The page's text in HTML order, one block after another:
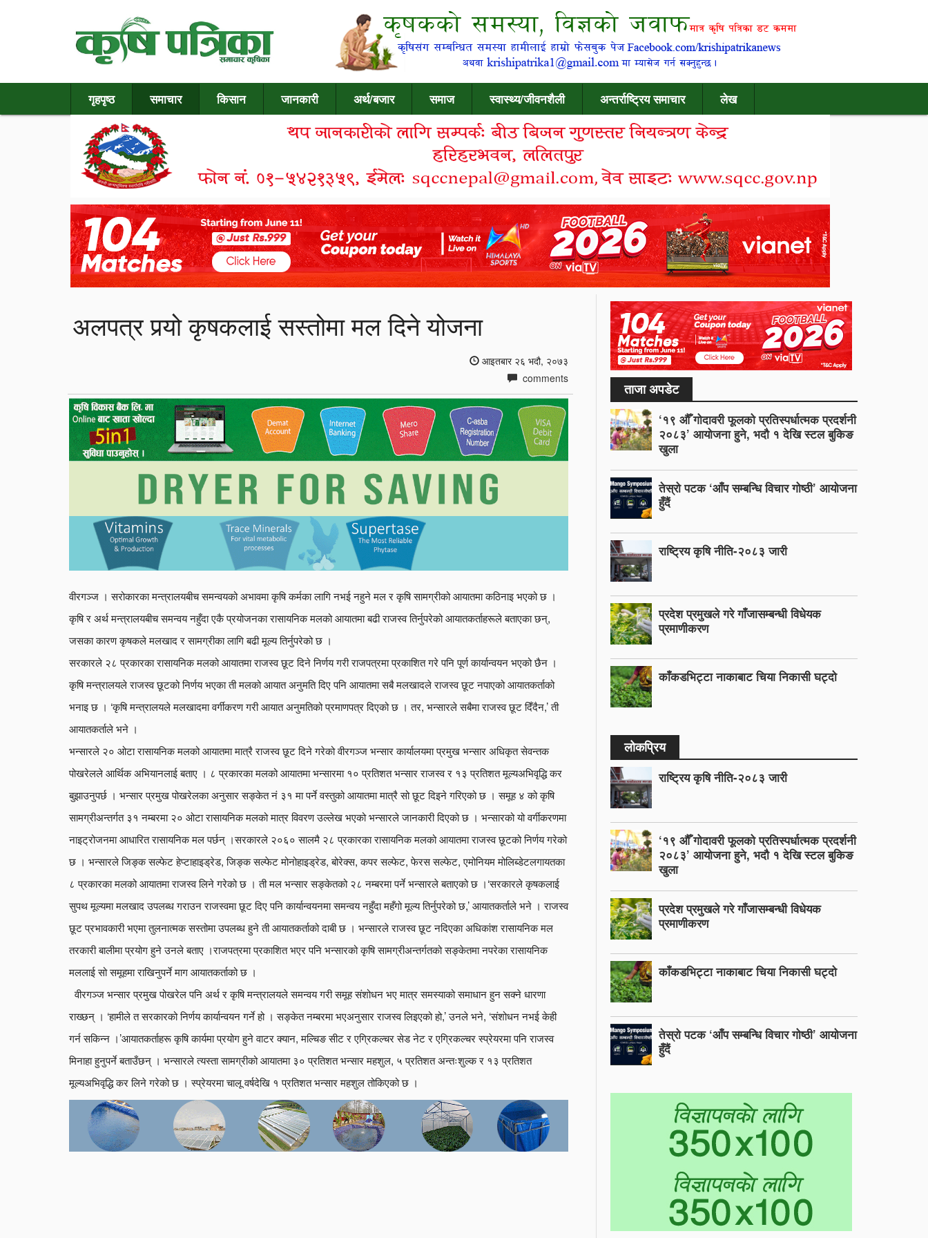
गृहपृष्ठ समाचार किसान जानकारी अर्थ/बजार समाज स्वास्थ्य/जीवनशैली अन्तर्राष्ट्रिय समाचार लेख
अलपत्र पर्‍यो कृषकलाई सस्तोमा मल दिने योजना
आइतबार २६ भदौ, २०७३
comments
वीरगञ्ज । सरोकारका मन्त्रालयबीच समन्वयको अभावमा कृषि कर्मका लागि नभई नहुने मल र कृषि सामग्रीको आयातमा कठिनाइ भएको छ ।
कृषि र अर्थ मन्त्रालयबीच समन्वय नहुँदा एकै प्रयोजनका रासायनिक मलको आयातमा बढी राजस्व तिर्नुपरेको आयातकर्ताहरूले बताएका छन्,
जसका कारण कृषकले मलखाद र सामग्रीका लागि बढी मूल्य तिर्नुपरेको छ ।
सरकारले २८ प्रकारका रासायनिक मलको आयातमा राजस्व छूट दिने निर्णय गरी राजपत्रमा प्रकाशित गरे पनि पूर्ण कार्यान्वयन भएको छैन ।
कृषि मन्त्रालयले राजस्व छूटको निर्णय भएका ती मलको आयात अनुमति दिए पनि आयातमा सबै मलखादले राजस्व छूट नपाएको आयातकर्ताको
भनाइ छ । ‘कृषि मन्त्रालयले मलखादमा वर्गीकरण गरी आयात अनुमतिको प्रमाणपत्र दिएको छ । तर, भन्सारले सबैमा राजस्व छूट दिँदैन,’ ती
आयातकर्ताले भने ।
भन्सारले २० ओटा रासायनिक मलको आयातमा मात्रै राजस्व छूट दिने गरेको वीरगञ्ज भन्सार कार्यालयमा प्रमुख भन्सार अधिकृत सेवन्तक
पोखरेलले आर्थिक अभियानलाई बताए । ८ प्रकारका मलको आयातमा भन्सारमा १० प्रतिशत भन्सार राजस्व र १३ प्रतिशत मूल्यअभिवृद्धि कर
बुझाउनुपर्छ । भन्सार प्रमुख पोखरेलका अनुसार सङ्केत नं ३१ मा पर्ने वस्तुको आयातमा मात्रै सो छूट दिइने गरिएको छ । समूह ४ को कृषि
सामग्रीअन्तर्गत ३१ नम्बरमा २० ओटा रासायनिक मलको मात्र विवरण उल्लेख भएको भन्सारले जानकारी दिएको छ । भन्सारको यो वर्गीकरणमा
नाइट्रोजनमा आधारित रासायनिक मल पर्छन् ।सरकारले २०६० सालमै २८ प्रकारका रासायनिक मलको आयातमा राजस्व छूटको निर्णय गरेको
छ । भन्सारले जिङ्क सल्फेट हेप्टाहाइड्रेड, जिङ्क सल्फेट मोनोहाइड्रेड, बोरेक्स, कपर सल्फेट, फेरस सल्फेट, एमोनियम मोलिब्डेटलगायतका
८ प्रकारका मलको आयातमा राजस्व लिने गरेको छ । ती मल भन्सार सङ्केतको २८ नम्बरमा पर्ने भन्सारले बताएको छ ।‘सरकारले कृषकलाई
सुपथ मूल्यमा मलखाद उपलब्ध गराउन राजस्वमा छूट दिए पनि कार्यान्वयनमा समन्वय नहुँदा महँगो मूल्य तिर्नुपरेको छ,’ आयातकर्ताले भने । राजस्व
छूट प्रभावकारी भएमा तुलनात्मक सस्तोमा उपलब्ध हुने ती आयातकर्ताको दाबी छ । भन्सारले राजस्व छूट नदिएका अधिकांश रासायनिक मल
तरकारी बालीमा प्रयोग हुने उनले बताए ।राजपत्रमा प्रकाशित भएर पनि भन्सारको कृषि सामग्रीअन्तर्गतको सङ्केतमा नपरेका रासायनिक
मललाई सो समूहमा राखिनुपर्ने माग आयातकर्ताको छ ।
वीरगञ्ज भन्सार प्रमुख पोखरेल पनि अर्थ र कृषि मन्त्रालयले समन्वय गरी समूह संशोधन भए मात्र समस्याको समाधान हुन सक्ने धारणा
राख्छन् । ‘हामीले त सरकारको निर्णय कार्यान्वयन गर्ने हो । सङ्केत नम्बरमा भएअनुसार राजस्व लिइएको हो,’ उनले भने, ‘संशोधन नभई केही
गर्न सकिन्न ।’आयातकर्ताहरू कृषि कार्यमा प्रयोग हुने वाटर क्यान, मल्चिङ सीट र एग्रिकल्चर सेड नेट र एग्रिकल्चर स्प्रेयरमा पनि राजस्व
मिनाहा हुनुपर्ने बताउँछन् । भन्सारले त्यस्ता सामग्रीको आयातमा ३० प्रतिशत भन्सार महशुल, ५ प्रतिशत अन्तःशुल्क र १३ प्रतिशत
मूल्यअभिवृद्धि कर लिने गरेको छ । स्प्रेयरमा चालू वर्षदेखि १ प्रतिशत भन्सार महशुल तोकिएको छ ।
ताजा अपडेट
‘१९ औँ गोदावरी फूलको प्रतिस्पर्धात्मक प्रदर्शनी
२०८३’ आयोजना हुने, भदौ १ देखि स्टल बुकिङ
खुला
तेस्रो पटक ‘आँप सम्बन्धि विचार गोष्ठी’ आयोजना
हुँदैं
राष्ट्रिय कृषि नीति-२०८३ जारी
प्रदेश प्रमुखले गरे गाँजासम्बन्धी विधेयक
प्रमाणीकरण
काँकडभिट्टा नाकाबाट चिया निकासी घट्दो
लोकप्रिय
राष्ट्रिय कृषि नीति-२०८३ जारी
‘१९ औँ गोदावरी फूलको प्रतिस्पर्धात्मक प्रदर्शनी
२०८३’ आयोजना हुने, भदौ १ देखि स्टल बुकिङ
खुला
प्रदेश प्रमुखले गरे गाँजासम्बन्धी विधेयक
प्रमाणीकरण
काँकडभिट्टा नाकाबाट चिया निकासी घट्दो
तेस्रो पटक ‘आँप सम्बन्धि विचार गोष्ठी’ आयोजना
हुँदैं